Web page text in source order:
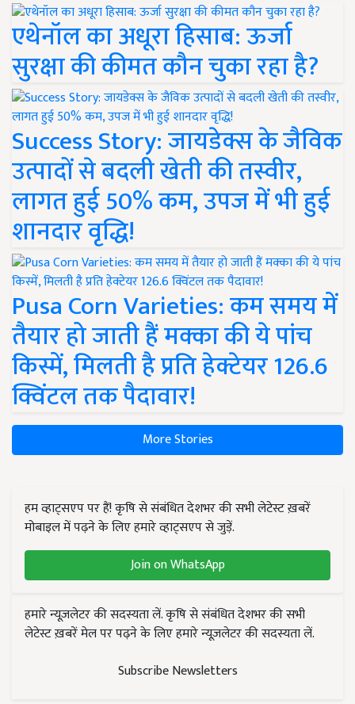
एथेनॉल का अधूरा हिसाब: ऊर्जा
सुरक्षा की कीमत कौन चुका रहा है?
Success Story: जायडेक्स के जैविक
उत्पादों से बदली खेती की तस्वीर,
लागत हुई 50% कम, उपज में भी हुई
शानदार वृद्धि!
Pusa Corn Varieties: कम समय में
तैयार हो जाती हैं मक्का की ये पांच
किस्में, मिलती है प्रति हेक्टेयर 126.6
क्विंटल तक पैदावार!
More Stories
हम व्हाट्सएप पर हैं! कृषि से संबंधित देशभर की सभी लेटेस्ट ख़बरें
मोबाइल में पढ़ने के लिए हमारे व्हाट्सएप से जुड़ें.
Join on WhatsApp
हमारे न्यूज़लेटर की सदस्यता लें. कृषि से संबंधित देशभर की सभी
लेटेस्ट ख़बरें मेल पर पढ़ने के लिए हमारे न्यूज़लेटर की सदस्यता लें.
Subscribe Newsletters